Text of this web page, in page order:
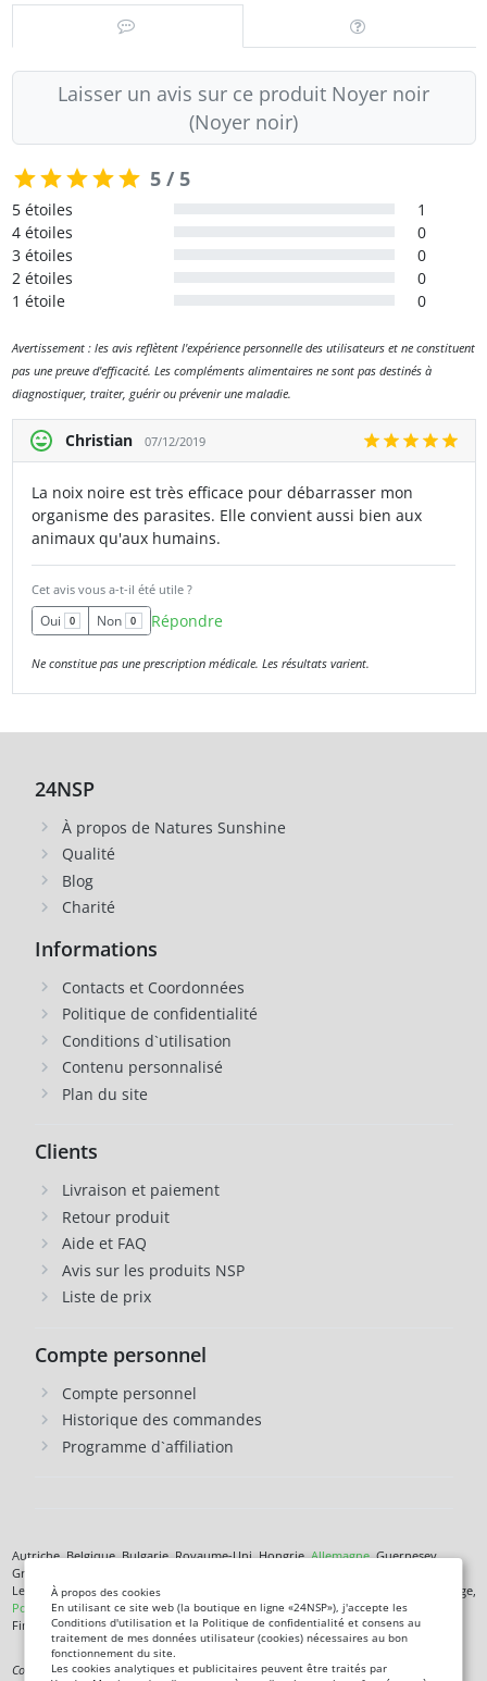
Laisser un avis sur ce produit Noyer noir
(Noyer noir)
5 / 5
5 étoiles
1
4 étoiles
0
3 étoiles
0
2 étoiles
0
1 étoile
0
Avertissement : les avis reflètent l'expérience personnelle des utilisateurs et ne constituent
pas une preuve d'efficacité. Les compléments alimentaires ne sont pas destinés à
diagnostiquer, traiter, guérir ou prévenir une maladie.
Christian 07/12/2019
La noix noire est très efficace pour débarrasser mon
organisme des parasites. Elle convient aussi bien aux
animaux qu'aux humains.
Cet avis vous a-t-il été utile ?
Oui 0 Non 0 Répondre
Ne constitue pas une prescription médicale. Les résultats varient.
24NSP
À propos de Natures Sunshine
Qualité
Blog
Charité
Informations
Contacts et Coordonnées
Politique de confidentialité
Conditions d`utilisation
Contenu personnalisé
Plan du site
Clients
Livraison et paiement
Retour produit
Aide et FAQ
Avis sur les produits NSP
Liste de prix
Compte personnel
Compte personnel
Historique des commandes
Programme d`affiliation
Autriche, Belgique, Bulgarie, Royaume-Uni, Hongrie,Allemagne, Guernesey,
Grèce, Danemark, Jersey, Irlande, Islande,
Lettonie, Lituanie, Liechtenstein, Luxembourg, Malte, Monaco, Pays-Bas, Norvège,
Pologne, République tchèque,Roumanie , Saint-Marin, Slovénie, Îles Féroé,
Finlande,France, Croatie,Suède, Estonie.
Complément alimentaire. Ce n'est pas un médicament. Non destiné à diagnostiquer,
À propos des cookies
En utilisant ce site web (la boutique en ligne «24NSP»), j'accepte les
Conditions d'utilisation et la Politique de confidentialité et consens au
traitement de mes données utilisateur (cookies) nécessaires au bon
fonctionnement du site.
Les cookies analytiques et publicitaires peuvent être traités par